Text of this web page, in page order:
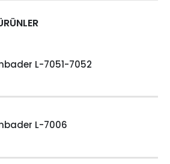
L-7051-7052
L-7006